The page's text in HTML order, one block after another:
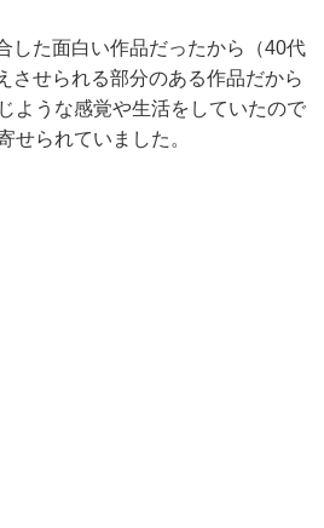
した面白い作品だったから（40代
させられる部分のある作品だから
ような感覚や生活をしていたので
せられていました。